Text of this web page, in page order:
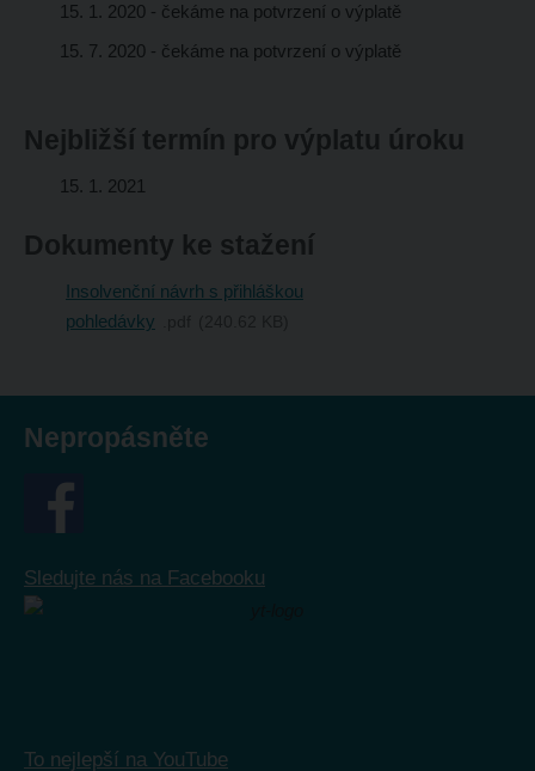
15. 1. 2020 - čekáme na potvrzení o výplatě
15. 7. 2020 - čekáme na potvrzení o výplatě
Nejbližší termín pro výplatu úroku
15. 1. 2021
Dokumenty ke stažení
Insolvenční návrh s přihláškou
pohledávky
Nepropásněte
Sledujte nás na Facebooku
To nejlepší na YouTube